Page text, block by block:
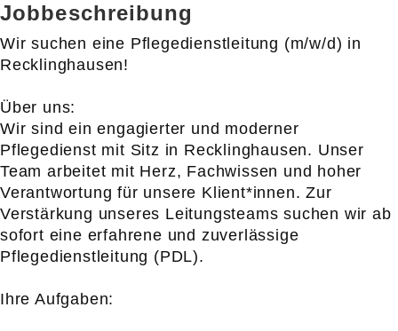
Jobbeschreibung
Wir suchen eine Pflegedienstleitung (m/w/d) in
Recklinghausen!
Über uns:
Wir sind ein engagierter und moderner
Pflegedienst mit Sitz in Recklinghausen. Unser
Team arbeitet mit Herz, Fachwissen und hoher
Verantwortung für unsere Klient*innen. Zur
Verstärkung unseres Leitungsteams suchen wir ab
sofort eine erfahrene und zuverlässige
Pflegedienstleitung (PDL).
Ihre Aufgaben: